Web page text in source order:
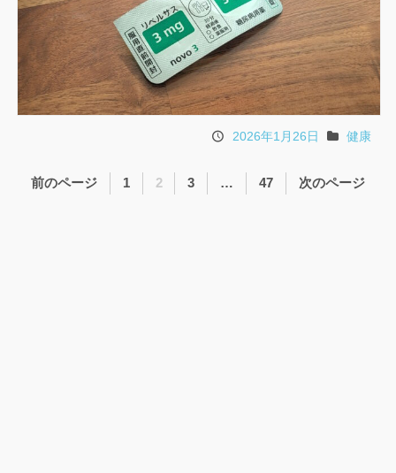
投
日
2026年1月26日
カ
ゴ
健康
投前のページ
ペ
1
ペ
2
ペ
3 …
ペ
47 次のページ